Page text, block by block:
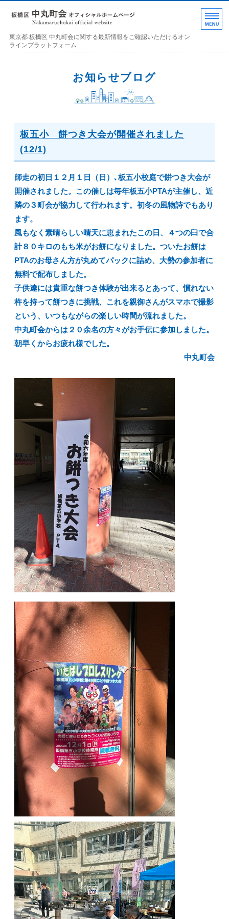
東京都 板橋区 中丸町
東京都 板橋区 中丸町会に関する最新情報をご確認いただけるオン
ラインプラットフォーム
町会加入のお誘い
お知らせブログ
板五小 餅つき大会が開催されました
(12/1)
師走の初日１２月１日（日）､板五小校庭で餅つき大会が
開催されました。この催しは毎年板五小PTAが主催し、近
隣の３町会が協力して行われます。初冬の風物詩でもあり
ます。
風もなく素晴らしい晴天に恵まれたこの日、４つの臼で合
計８０キロのもち米がお餅になりました。ついたお餅は
PTAのお母さん方が丸めてパックに詰め、大勢の参加者に
無料で配布しました。
子供達には貴重な餅つき体験が出来るとあって、慣れない
杵を持って餅つきに挑戦、これを親御さんがスマホで撮影
という、いつもながらの楽しい時間が流れました。
中丸町会からは２０余名の方々がお手伝に参加しました。
朝早くからお疲れ様でした。
中丸町会